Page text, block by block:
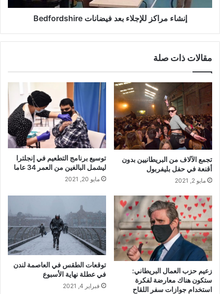
إنشاء مراكز للإجلاء بعد فيضانات Bedfordshire
مقالات ذات صلة
تجمع الآلاف من البريطانيين بدون
أقنعة في حفل بليفربول
مايو 2, 2021
توسيع برنامج التطعيم في إنجلترا
ليشمل البالغين من العمر 34 عاما
مايو 20, 2021
زعيم حزب العمال البريطاني:
ستكون هناك معارضة لفكرة
استخدام جوازات سفر اللقاح
توقعات الطقس في العاصمة لندن
في عطلة نهاية الأسبوع
فبراير 4, 2021